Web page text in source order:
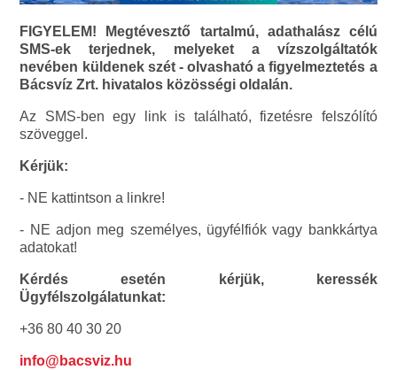
FIGYELEM! Megtévesztő tartalmú, adathalász célú
SMS-ek terjednek, melyeket a vízszolgáltatók
nevében küldenek szét - olvasható a figyelmeztetés a
Bácsvíz Zrt. hivatalos közösségi oldalán.
Az SMS-ben egy link is található, fizetésre felszólító
szöveggel.
Kérjük:
- NE kattintson a linkre!
- NE adjon meg személyes, ügyfélfiók vagy bankkártya
adatokat!
Kérdés esetén kérjük, keressék
Ügyfélszolgálatunkat:
+36 80 40 30 20
info@bacsviz.hu